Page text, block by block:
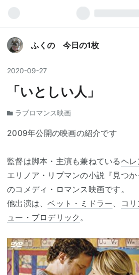
ふくの 今日の1枚
2020-09-27
「いとしい人」
ラブロマンス映画
2009年公開の映画の紹介です
監督は脚本・主演も兼ねているヘレ
エリノア・リプマンの小説『見つ
のコメディ・ロマンス映画です。
他出演は、ベット・ミドラー、 コ
ュー・ブロデリック 。